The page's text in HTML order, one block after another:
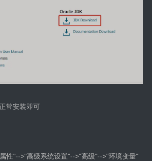
常安装即可
性"-->"高级系统设置"-->"高级"-->"环境变量"